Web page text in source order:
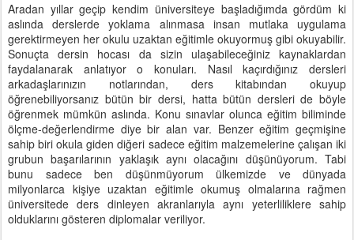
Aradan yıllar geçip kendim üniversiteye başladığımda gördüm ki
aslında derslerde yoklama alınmasa insan mutlaka uygulama
gerektirmeyen her okulu uzaktan eğitimle okuyormuş gibi okuyabilir.
Sonuçta dersin hocası da sizin ulaşabileceğiniz kaynaklardan
faydalanarak anlatıyor o konuları. Nasıl kaçırdığınız dersleri
arkadaşlarınızın notlarından, ders kitabından okuyup
öğrenebiliyorsanız bütün bir dersi, hatta bütün dersleri de böyle
öğrenmek mümkün aslında. Konu sınavlar olunca eğitim biliminde
ölçme-değerlendirme diye bir alan var. Benzer eğitim geçmişine
sahip biri okula giden diğeri sadece eğitim malzemelerine çalışan iki
grubun başarılarının yaklaşık aynı olacağını düşünüyorum. Tabi
bunu sadece ben düşünmüyorum ülkemizde ve dünyada
milyonlarca kişiye uzaktan eğitimle okumuş olmalarına rağmen
üniversitede ders dinleyen akranlarıyla aynı yeterliliklere sahip
olduklarını gösteren diplomalar veriliyor.